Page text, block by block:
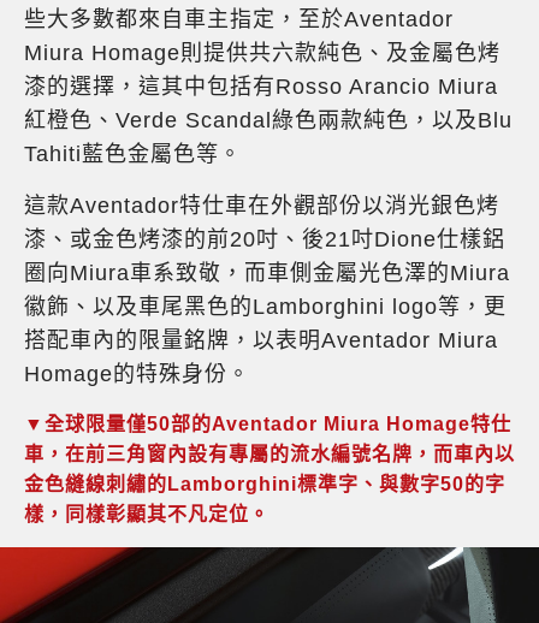
些大多數都來自車主指定，至於Aventador
Miura Homage則提供共六款純色、及金屬色烤
漆的選擇，這其中包括有Rosso Arancio Miura
紅橙色、Verde Scandal綠色兩款純色，以及Blu
Tahiti藍色金屬色等。
這款Aventador特仕車在外觀部份以消光銀色烤
漆、或金色烤漆的前20吋、後21吋Dione仕樣鋁
圈向Miura車系致敬，而車側金屬光色澤的Miura
徽飾、以及車尾黑色的Lamborghini logo等，更
搭配車內的限量銘牌，以表明Aventador Miura
Homage的特殊身份。
▼全球限量僅50部的Aventador Miura Homage特仕
車，在前三角窗內設有專屬的流水編號名牌，而車內以
金色縫線刺繡的Lamborghini標準字、與數字50的字
樣，同樣彰顯其不凡定位。